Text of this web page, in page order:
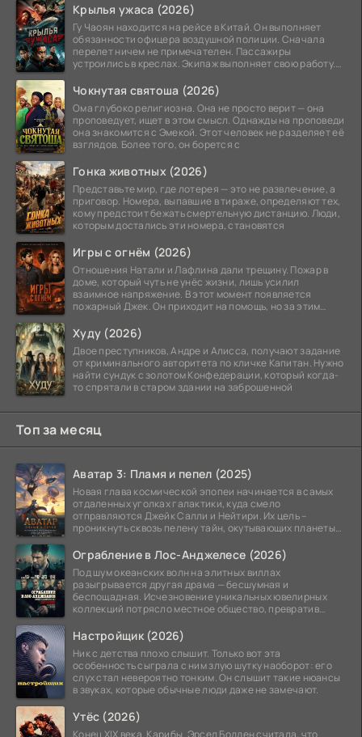
Крылья ужаса (2026)
Гу Чаоян находится на рейсе в Китай. Он выполняет
обязанности офицера воздушной полиции. Сначала
перелет ничем не примечателен. Пассажиры
устроились в креслах. Экипаж выполняет свою работу.
Чокнутая святоша (2026)
Ома глубоко религиозна. Она не просто верит — она
проповедует, ищет в этом смысл. Однажды на проповеди
она знакомится с Эмекой. Этот человек не разделяет её
взглядов. Более того, он борется с
Гонка животных (2026)
Представьте мир, где лотерея — это не развлечение, а
приговор. Номера, выпавшие в тираже, определяют тех,
кому предстоит бежать смертельную дистанцию. Люди,
которым достались эти номера, становятся
Игры с огнём (2026)
Отношения Натали и Лафлина дали трещину. Пожар в
доме, который чуть не унёс жизни, лишь усилил
взаимное напряжение. В этот момент появляется
пожарный Джек. Он приходит на помощь, но за этим
Худу (2026)
Двое преступников, Андре и Алисса, получают задание
от криминального авторитета по кличке Капитан. Нужно
найти сундук с золотом Конфедерации, который когда-
то спрятали в старом здании на заброшенной
Топ за месяц
Аватар 3: Пламя и пепел (2025)
Новая глава космической эпопеи начинается в самых
отдаленных уголках галактики, куда смело
отправляются Джейк Салли и Нейтири. Их цель –
проникнуть сквозь пелену тайн, окутывающих планеты
Ограбление в Лос-Анджелесе (2026)
Под шум океанских волн на элитных виллах
разыгрывается другая драма — бесшумная и
беспощадная. Исчезновение уникальных ювелирных
коллекций потрясло местное общество, превратив
Настройщик (2026)
Ник с детства плохо слышит. Только вот эта
особенность сыграла с ним злую шутку наоборот: его
слух стал невероятно тонким. Он слышит такие нюансы
в звуках, которые обычные люди даже не замечают.
Утёс (2026)
Конец XIX века. Карибы. Эрсел Бодден считала, что